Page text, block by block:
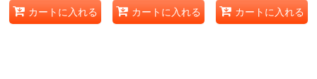
カートに入れる カートに入れる カートに入れる